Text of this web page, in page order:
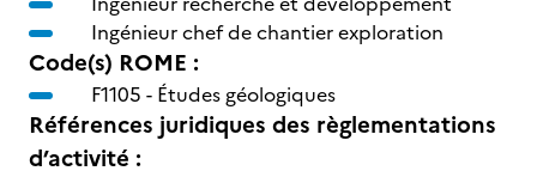
Ingénieur chef de chantier exploration
Code(s) ROME :
F1105 - Études géologiques
Références juridiques des règlementations
d’activité :